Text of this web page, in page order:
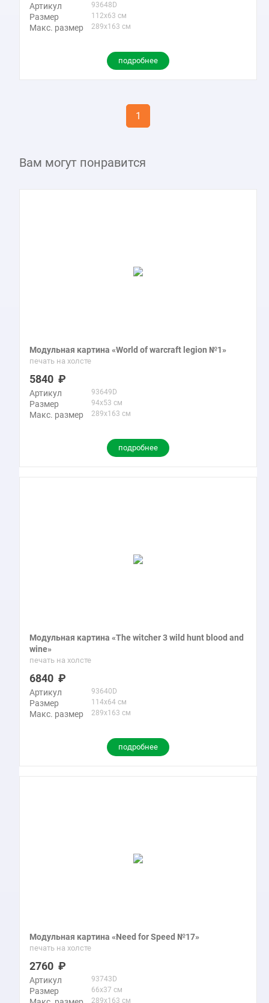
Артикул 93648D
Размер 112x63 см
Макс. размер 289x163 см
подробнее
1
Вам могут понравится
Модульная картина «World of warcraft legion №1»
печать на холсте
5840
Артикул 93649D
Размер 94x53 см
Макс. размер 289x163 см
подробнее
Модульная картина «The witcher 3 wild hunt blood and
wine»
печать на холсте
6840
Артикул 93640D
Размер 114x64 см
Макс. размер 289x163 см
подробнее
Модульная картина «Need for Speed №17»
печать на холсте
2760
Артикул 93743D
Размер 66x37 см
289x163 см